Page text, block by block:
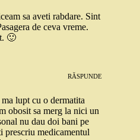
sa aveti rabdare. Sint
de ceva vreme.
🙂
RĂSPUNDE
lupt cu o dermatita
obosit sa merg la nici un
nu dau doi bani pe
prescriu medicamentul